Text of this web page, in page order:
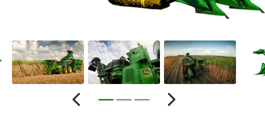
Anterior Próximo